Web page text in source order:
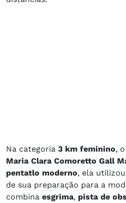
Na categoria 3 km feminino,
Maria Clara Comoretto Gall
pentatlo moderno, ela
de sua preparação para a
combina esgrima, pista de